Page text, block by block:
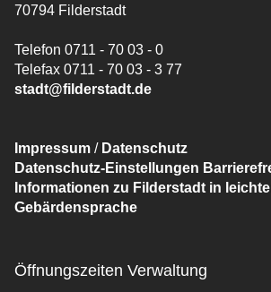
70794 Filderstadt
Telefon 0711 - 70 03 - 0
Telefax 0711 - 70 03 - 3 77
stadt@filderstadt.de
Impressum / Datenschutz
Datenschutz-Einstellungen
Informationen zu Filderstadt in
Gebärdensprache
Öffnungszeiten Verwaltung